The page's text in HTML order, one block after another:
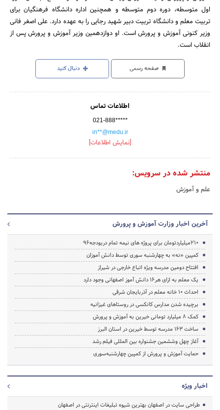
اول متوسطه، دوره دوم متوسطه و همچنین اداره دانشگاه فرهنگیان برای
تربیت معلم و دانشگاه تربیت دبیر شهید رجایی را به عهده دارد. علی اصغر فانی
وزیر کنونی آموزش و پرورش است. او دوازدهمین وزیر آموزش و پرورش پس از
انقلاب است.
صفحه رسمی دنبال کنید
اطلاعات تماس
021-888*****
in**@medu.ir
[نمایش اطلاعات]
منتشر شده در سرویس:
علم و آموزش
آخرین اخبار وزارت آموزش و پرورش
210میلیاردتومان برای پروژه های نیمه تمام دربودجه96
کمپین «نه» به چهارشنبه سوری توسط دانش آموزان
افتتاح دومین مدرسه ویژه اتباع خارجی در شیراز
یک معلم به ازای هر16 دانش آموز اصفهانی وجود دارد
احداث ۱۰ خانه معلم در آذربایجان شرقی
برچیده شدن مدارس کانکسی در روستاهای غیزانیه
کمک 8 میلیارد تومانی خیرین به آموزش و پرورش
ساخت 163 مدرسه توسط خیرین در استان البرز
آغاز چهل وششمین جشنواره بین المللی فیلم رشد
حمایت آموزش و پرورش از کمپین چهارشنبه‌سوری
اخبار ویژه
طراحی سایت در اصفهان بهترین شیوه تبلیغات اینترنتی در اصفهان